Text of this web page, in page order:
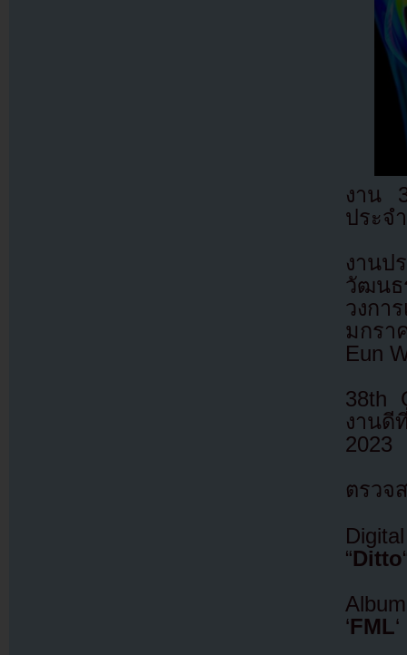
งาน
ประจ
งานป
วัฒน
วงกา
มกรา
Eun
38th
งานดี
2023
ตรวจ
“Ditto
‘FML‘